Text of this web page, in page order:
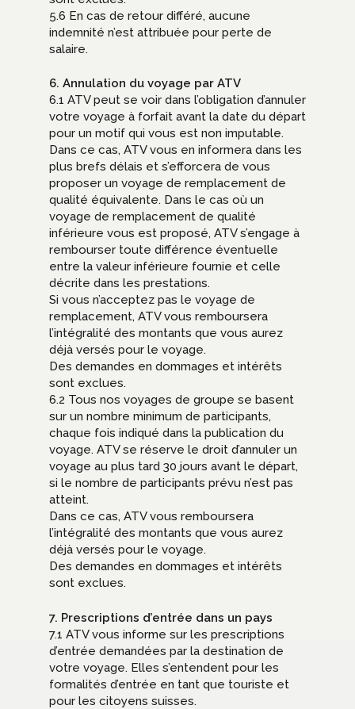
5.6 En cas de retour différé, aucune
indemnité n’est attribuée pour perte de
salaire.
6. Annulation du voyage par ATV
6.1 ATV peut se voir dans l’obligation d’annuler
votre voyage à forfait avant la date du départ
pour un motif qui vous est non imputable.
Dans ce cas, ATV vous en informera dans les
plus brefs délais et s’efforcera de vous
proposer un voyage de remplacement de
qualité équivalente. Dans le cas où un
voyage de remplacement de qualité
inférieure vous est proposé, ATV s’engage à
rembourser toute différence éventuelle
entre la valeur inférieure fournie et celle
décrite dans les prestations.
Si vous n’acceptez pas le voyage de
remplacement, ATV vous remboursera
l’intégralité des montants que vous aurez
déjà versés pour le voyage.
Des demandes en dommages et intérêts
sont exclues.
6.2 Tous nos voyages de groupe se basent
sur un nombre minimum de participants,
chaque fois indiqué dans la publication du
voyage. ATV se réserve le droit d’annuler un
voyage au plus tard 30 jours avant le départ,
si le nombre de participants prévu n’est pas
atteint.
Dans ce cas, ATV vous remboursera
l’intégralité des montants que vous aurez
déjà versés pour le voyage.
Des demandes en dommages et intérêts
sont exclues.
7. Prescriptions d’entrée dans un pays
7.1 ATV vous informe sur les prescriptions
d’entrée demandées par la destination de
votre voyage. Elles s’entendent pour les
formalités d’entrée en tant que touriste et
pour les citoyens suisses.